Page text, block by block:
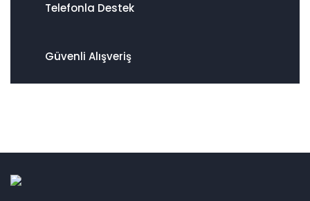
Telefonla Destek
Güvenli Alışveriş